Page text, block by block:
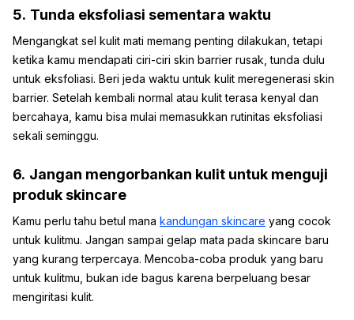
5. Tunda eksfoliasi sementara waktu
Mengangkat sel kulit mati memang penting dilakukan, tetapi
ketika kamu mendapati ciri-ciri skin barrier rusak, tunda dulu
untuk eksfoliasi. Beri jeda waktu untuk kulit meregenerasi skin
barrier. Setelah kembali normal atau kulit terasa kenyal dan
bercahaya, kamu bisa mulai memasukkan rutinitas eksfoliasi
sekali seminggu.
6. Jangan mengorbankan kulit untuk menguji
produk skincare
Kamu perlu tahu betul mana kandungan skincare yang cocok
untuk kulitmu. Jangan sampai gelap mata pada skincare baru
yang kurang terpercaya. Mencoba-coba produk yang baru
untuk kulitmu, bukan ide bagus karena berpeluang besar
mengiritasi kulit.